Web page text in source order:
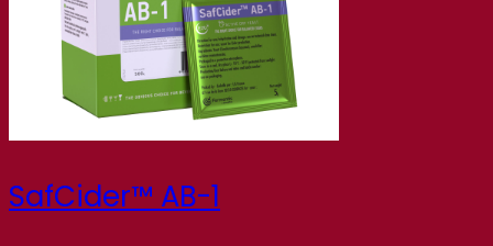
SafCider™ AB-1